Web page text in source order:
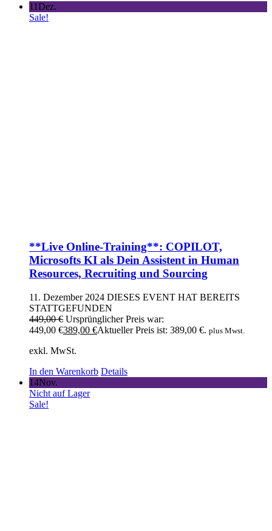
11Dez.
Sale!
**Live Online-Training**: COPILOT,
Microsofts KI als Dein Assistent in Human
Resources, Recruiting und Sourcing
11. Dezember 2024 DIESES EVENT HAT BEREITS
STATTGEFUNDEN
449,00€ Ursprünglicher Preis war:
449,00 €389,00 €Aktueller Preis ist: 389,00 €. plus Mwst.
exkl. MwSt.
In den Warenkorb Details
14Nov.
Nicht auf Lager
Sale!